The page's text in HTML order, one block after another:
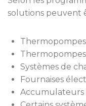
solutions peuvent
Systèmes de
Fournaises
Accumulateurs